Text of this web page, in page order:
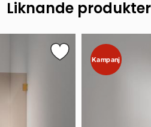
Liknande produkter
Kampanj